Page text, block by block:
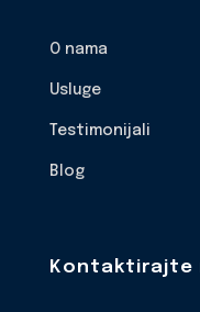
O nama
Usluge
Testimonijali
Blog
Kontaktirajte